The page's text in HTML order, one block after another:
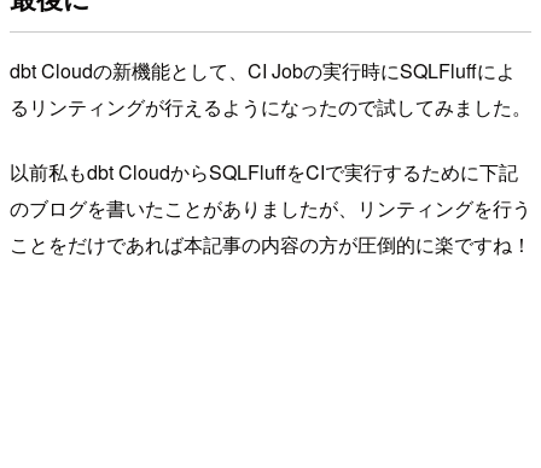
dbt Cloudの新機能として、CI Jobの実行時にSQLFluffによ
るリンティングが行えるようになったので試してみました。
以前私もdbt CloudからSQLFluffをCIで実行するために下記
のブログを書いたことがありましたが、リンティングを行う
ことをだけであれば本記事の内容の方が圧倒的に楽ですね！